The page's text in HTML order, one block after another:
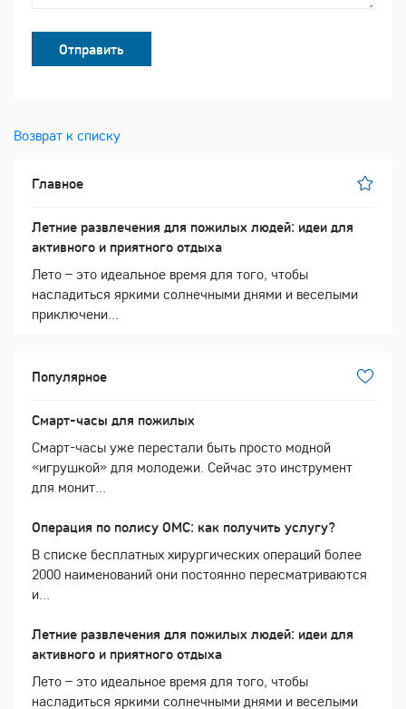
Отправить
Возврат к списку
Главное
Летние развлечения для пожилых людей: идеи для
активного и приятного отдыха
Лето – это идеальное время для того, чтобы
насладиться яркими солнечными днями и веселыми
приключени...
Популярное
Смарт-часы для пожилых
Смарт-часы уже перестали быть просто модной
«игрушкой» для молодежи. Сейчас это инструмент
для монит...
Операция по полису ОМС: как получить услугу?
В списке бесплатных хирургических операций более
2000 наименований они постоянно пересматриваются
и...
Летние развлечения для пожилых людей: идеи для
активного и приятного отдыха
Лето – это идеальное время для того, чтобы
насладиться яркими солнечными днями и веселыми